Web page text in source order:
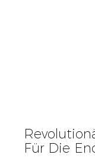
Für Die